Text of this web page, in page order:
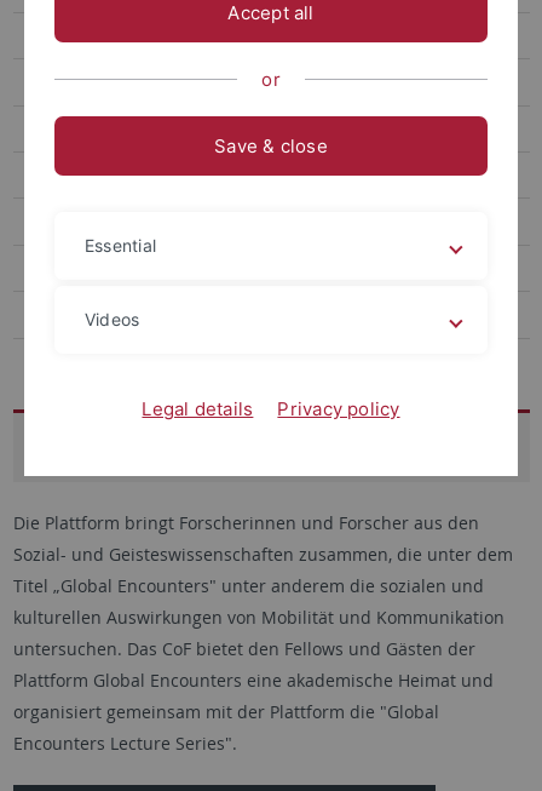
Human Rights Research Consortium
IAS Durham
ICFA
ICGSS
Matariki
Die Plattform bringt Forscherinnen und Forscher aus den
Sozial- und Geisteswissenschaften zusammen, die unter dem
Titel „Global Encounters" unter anderem die sozialen und
kulturellen Auswirkungen von Mobilität und Kommunikation
untersuchen. Das CoF bietet den Fellows und Gästen der
Plattform Global Encounters eine akademische Heimat und
organisiert gemeinsam mit der Plattform die "Global
Encounters Lecture Series".
Accept all
or
Save & close
Essential
Videos
Legal details Privacy policy